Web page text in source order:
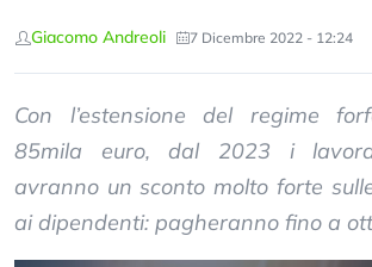
Giacomo Andreoli 7 Dicembre 2022 - 12:24
Con l’estensione del regime
85mila euro, dal 2023 i
avranno un sconto molto forte
ai dipendenti: pagheranno fino a